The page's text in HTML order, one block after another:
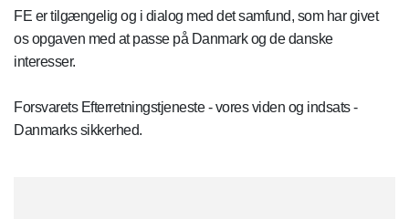
FE er tilgængelig og i dialog med det samfund, som har givet
os opgaven med at passe på Danmark og de danske
interesser.
Forsvarets Efterretningstjeneste - vores viden og indsats -
Danmarks sikkerhed.